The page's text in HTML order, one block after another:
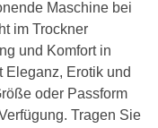
Maschine bei
im Trockner
und Komfort in
Eleganz, Erotik und
oder Passform
Tragen Sie